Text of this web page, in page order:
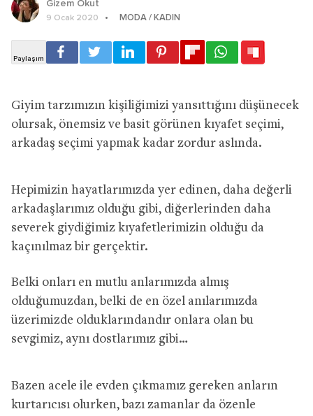
Gizem Okut
9 Ocak 2020 MODA / KADIN
Giyim tarzımızın kişiliğimizi yansıttığını düşünecek
olursak, önemsiz ve basit görünen kıyafet seçimi,
arkadaş seçimi yapmak kadar zordur aslında.
Hepimizin hayatlarımızda yer edinen, daha değerli
arkadaşlarımız olduğu gibi, diğerlerinden daha
severek giydiğimiz kıyafetlerimizin olduğu da
kaçınılmaz bir gerçektir.
Belki onları en mutlu anlarımızda almış
olduğumuzdan, belki de en özel anılarımızda
üzerimizde olduklarındandır onlara olan bu
sevgimiz, aynı dostlarımız gibi…
Bazen acele ile evden çıkmamız gereken anların
kurtarıcısı olurken, bazı zamanlar da özenle